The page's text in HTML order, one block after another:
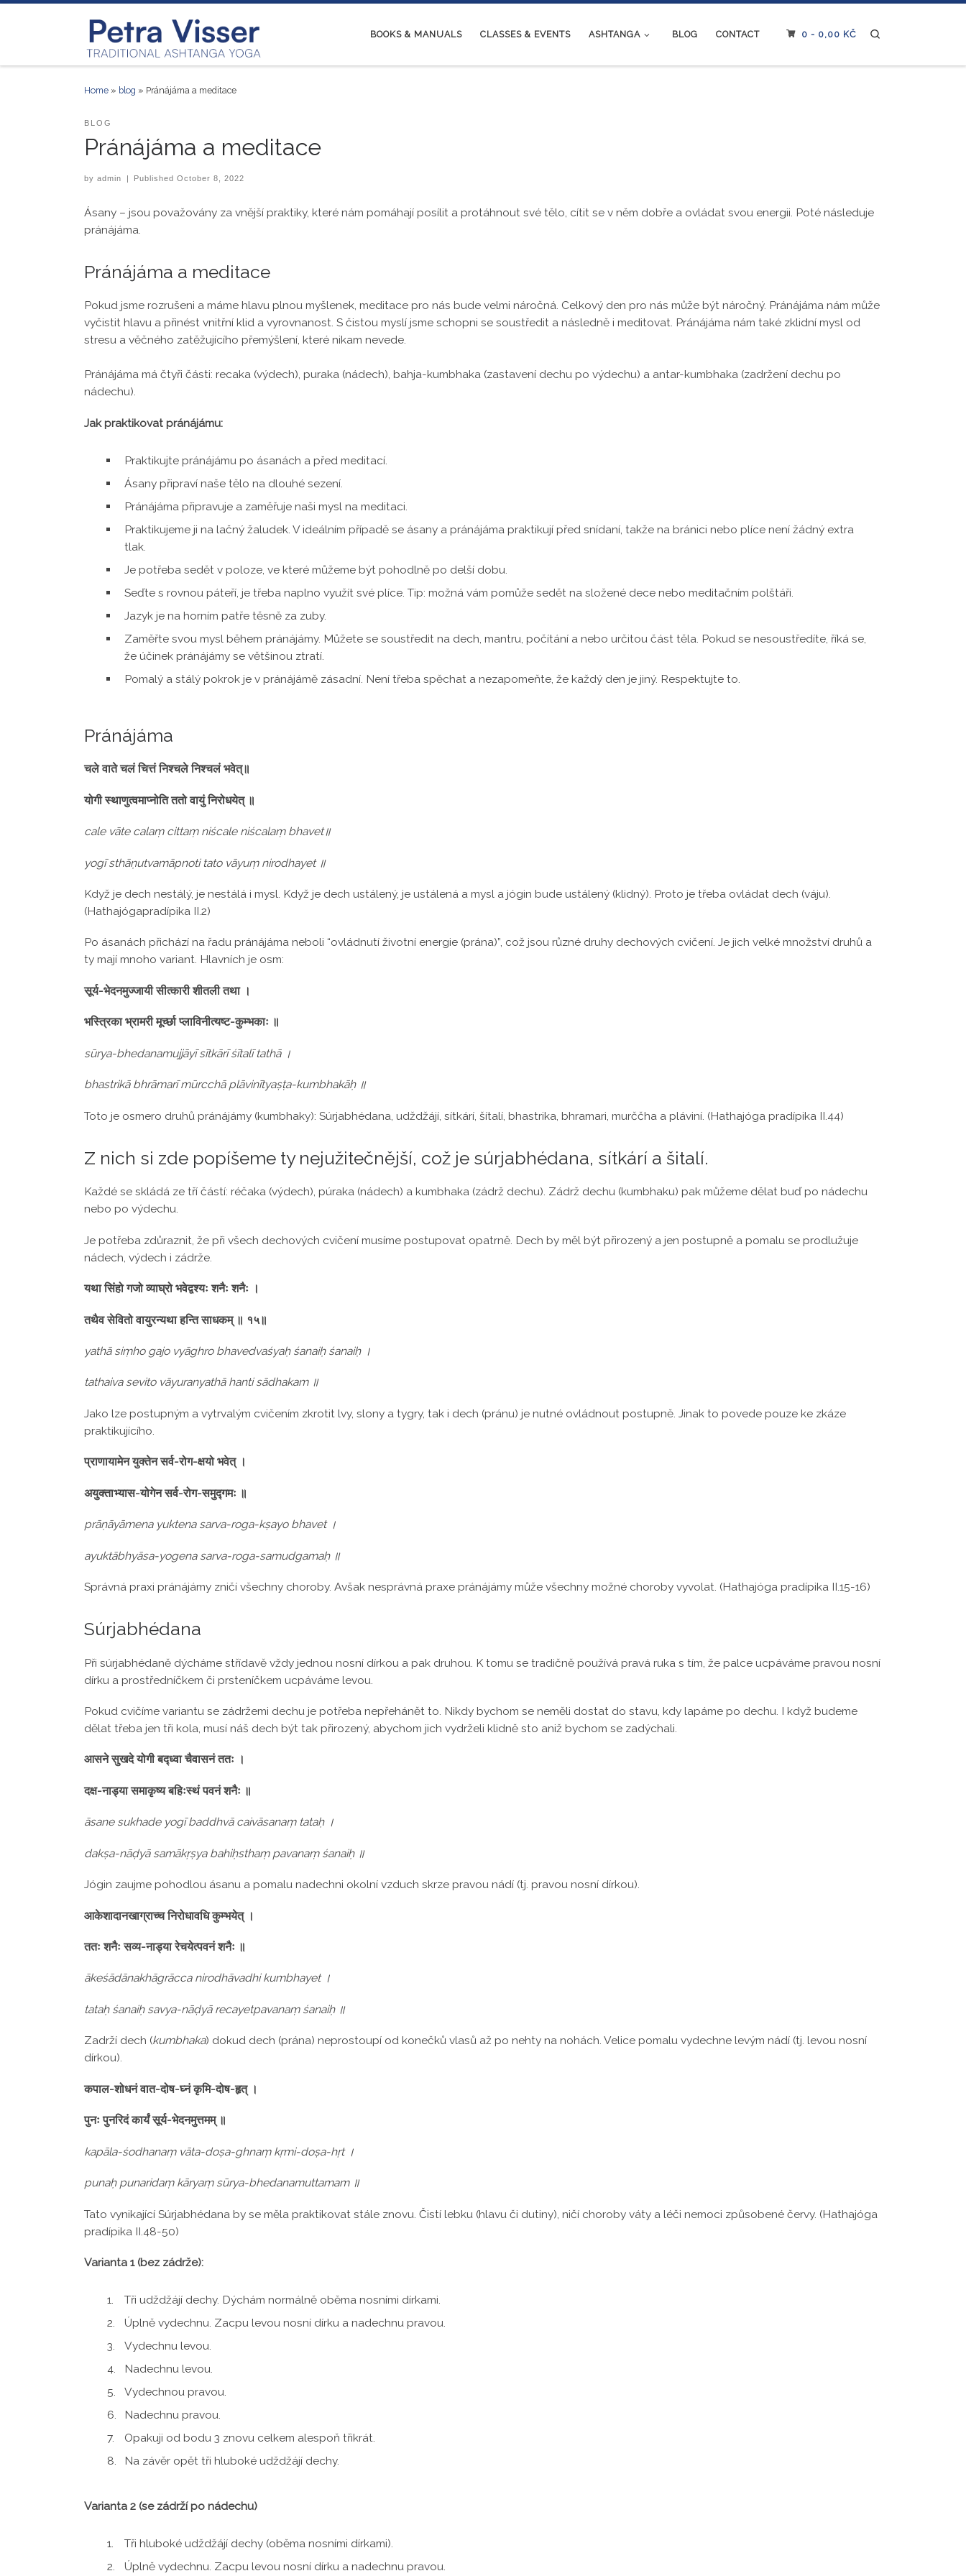
BOOKS & MANUALS
CLASSES & EVENTS ASHTANGA BLOG CONTACT 0 - 0,00 KČ
Home » blog » Pránájáma a meditace
BLOG
Pránájáma a meditace
by admin | PublishedOctober 8, 2022
Ásany – jsou považovány za vnější praktiky, které nám pomáhají posílit a protáhnout své tělo, cítit se v něm dobře a ovládat svou energii. Poté následuje
pránájáma.
Pránájáma a meditace
Pokud jsme rozrušeni a máme hlavu plnou myšlenek, meditace pro nás bude velmi náročná. Celkový den pro nás může být náročný. Pránájáma nám může
vyčistit hlavu a přinést vnitřní klid a vyrovnanost. S čistou myslí jsme schopni se soustředit a následně i meditovat. Pránájáma nám také zklidní mysl od
stresu a věčného zatěžujícího přemýšlení, které nikam nevede.
Pránájáma má čtyři části: recaka (výdech), puraka (nádech), bahja-kumbhaka (zastavení dechu po výdechu) a antar-kumbhaka (zadržení dechu po
nádechu).
Jak praktikovat pránájámu:
Praktikujte pránájámu po ásanách a před meditací.
Ásany připraví naše tělo na dlouhé sezení.
Pránájáma připravuje a zaměřuje naši mysl na meditaci.
Praktikujeme ji na lačný žaludek. V ideálním případě se ásany a pránájáma praktikují před snídaní, takže na bránici nebo plíce není žádný extra
tlak.
Je potřeba sedět v poloze, ve které můžeme být pohodlně po delší dobu.
Seďte s rovnou páteří, je třeba naplno využít své plíce. Tip: možná vám pomůže sedět na složené dece nebo meditačním polštáři.
Jazyk je na horním patře těsně za zuby.
Zaměřte svou mysl během pránájámy. Můžete se soustředit na dech, mantru, počítání a nebo určitou část těla. Pokud se nesoustředíte, říká se,
že účinek pránájámy se většinou ztratí.
Pomalý a stálý pokrok je v pránájámě zásadní. Není třeba spěchat a nezapomeňte, že každý den je jiný. Respektujte to.
Pránájáma
चले वाते चलं चित्तं निश्चले निश्चलं भवेत्॥
योगी स्थाणुत्वमाप्नोति ततो वायुं निरोधयेत् ॥
cale vāte calaṃ cittaṃ niścale niścalaṃ bhavet॥
yogī sthāṇutvamāpnoti tato vāyuṃ nirodhayet ॥
Když je dech nestálý, je nestálá i mysl. Když je dech ustálený, je ustálená a mysl a jógin bude ustálený (klidný). Proto je třeba ovládat dech (váju).
(Hathajógapradípika II.2)
Po ásanách přichází na řadu pránájáma neboli “ovládnutí životní energie (prána)”, což jsou různé druhy dechových cvičení. Je jich velké množství druhů a
ty mají mnoho variant. Hlavních je osm:
सूर्य-भेदनमुज्जायी सीत्कारी शीतली तथा ।
भस्त्रिका भ्रामरी मूर्च्छा प्लाविनीत्यष्ट-कुम्भकाः ॥
sūrya-bhedanamujjāyī sītkārī śītalī tathā ।
bhastrikā bhrāmarī mūrcchā plāvinītyaṣṭa-kumbhakāḥ ॥
Toto je osmero druhů pránájámy (kumbhaky): Súrjabhédana, udždžájí, sítkárí, šítalí, bhastrika, bhramari, murččha a pláviní. (Hathajóga pradípika II.44)
Z nich si zde popíšeme ty nejužitečnější, což je súrjabhédana, sítkárí a šitalí.
Každé se skládá ze tří částí: réčaka (výdech), púraka (nádech) a kumbhaka (zádrž dechu). Zádrž dechu (kumbhaku) pak můžeme dělat buď po nádechu
nebo po výdechu.
Je potřeba zdůraznit, že při všech dechových cvičení musíme postupovat opatrně. Dech by měl být přirozený a jen postupně a pomalu se prodlužuje
nádech, výdech i zádrže.
यथा सिंहो गजो व्याघ्रो भवेद्वश्यः शनैः शनैः ।
तथैव सेवितो वायुरन्यथा हन्ति साधकम् ॥ १५॥
yathā siṃho gajo vyāghro bhavedvaśyaḥ śanaiḥ śanaiḥ ।
tathaiva sevito vāyuranyathā hanti sādhakam ॥
Jako lze postupným a vytrvalým cvičením zkrotit lvy, slony a tygry, tak i dech (pránu) je nutné ovládnout postupně. Jinak to povede pouze ke zkáze
praktikujícího.
प्राणायामेन युक्तेन सर्व-रोग-क्षयो भवेत् ।
अयुक्ताभ्यास-योगेन सर्व-रोग-समुद्गमः ॥
prāṇāyāmena yuktena sarva-roga-kṣayo bhavet ।
ayuktābhyāsa-yogena sarva-roga-samudgamaḥ ॥
Správná praxi pránájámy zničí všechny choroby. Avšak nesprávná praxe pránájámy může všechny možné choroby vyvolat. (Hathajóga pradípika II.15-16)
Súrjabhédana
Při súrjabhédaně dýcháme střídavě vždy jednou nosní dírkou a pak druhou. K tomu se tradičně používá pravá ruka s tím, že palce ucpáváme pravou nosní
dírku a prostředníčkem či prsteníčkem ucpáváme levou.
Pokud cvičíme variantu se zádržemi dechu je potřeba nepřehánět to. Nikdy bychom se neměli dostat do stavu, kdy lapáme po dechu. I když budeme
dělat třeba jen tři kola, musí náš dech být tak přirozený, abychom jich vydrželi klidně sto aniž bychom se zadýchali.
आसने सुखदे योगी बद्ध्वा चैवासनं ततः ।
दक्ष-नाड्या समाकृष्य बहिःस्थं पवनं शनैः ॥
āsane sukhade yogī baddhvā caivāsanaṃ tataḥ ।
dakṣa-nāḍyā samākṛṣya bahiḥsthaṃ pavanaṃ śanaiḥ ॥
Jógin zaujme pohodlou ásanu a pomalu nadechni okolní vzduch skrze pravou nádí (tj. pravou nosní dírkou).
आकेशादानखाग्राच्च निरोधावधि कुम्भयेत् ।
ततः शनैः सव्य-नाड्या रेचयेत्पवनं शनैः ॥
ākeśādānakhāgrācca nirodhāvadhi kumbhayet ।
tataḥ śanaiḥ savya-nāḍyā recayetpavanaṃ śanaiḥ ॥
Zadrží dech (kumbhaka) dokud dech (prána) neprostoupí od konečků vlasů až po nehty na nohách. Velice pomalu vydechne levým nádí (tj. levou nosní
dírkou).
कपाल-शोधनं वात-दोष-घ्नं कृमि-दोष-हृत् ।
पुनः पुनरिदं कार्यं सूर्य-भेदनमुत्तमम् ॥
kapāla-śodhanaṃ vāta-doṣa-ghnaṃ kṛmi-doṣa-hṛt ।
punaḥ punaridaṃ kāryaṃ sūrya-bhedanamuttamam ॥
Tato vynikající Súrjabhédana by se měla praktikovat stále znovu. Čistí lebku (hlavu či dutiny), ničí choroby váty a léči nemoci způsobené červy. (Hathajóga
pradípika II.48-50)
Varianta 1 (bez zádrže):
Tři udždžájí dechy. Dýchám normálně oběma nosními dírkami.
Úplně vydechnu. Zacpu levou nosní dírku a nadechnu pravou.
Vydechnu levou.
Nadechnu levou.
Vydechnou pravou.
Nadechnu pravou.
Opakuji od bodu 3 znovu celkem alespoň třikrát.
Na závěr opět tři hluboké udždžájí dechy.
Varianta 2 (se zádrží po nádechu)
Tři hluboké udždžájí dechy (oběma nosními dírkami).
Úplně vydechnu. Zacpu levou nosní dírku a nadechnu pravou.